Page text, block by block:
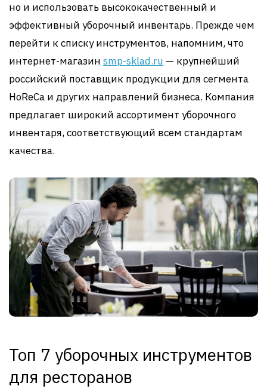
но и использовать высококачественный и
эффективный уборочный инвентарь. Прежде чем
перейти к списку инструментов, напомним, что
интернет-магазин smp-sklad.ru — крупнейший
российский поставщик продукции для сегмента
HoReCa и других направлений бизнеса. Компания
предлагает широкий ассортимент уборочного
инвентаря, соответствующий всем стандартам
качества.
Топ 7 уборочных инструментов
для ресторанов